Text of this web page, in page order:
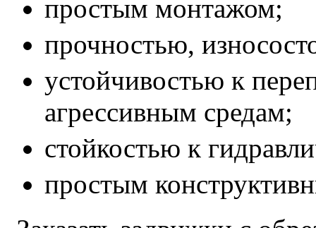
простым монтажом;
прочностью,
устойчивостью к
агрессивным средам;
стойкостью к
простым